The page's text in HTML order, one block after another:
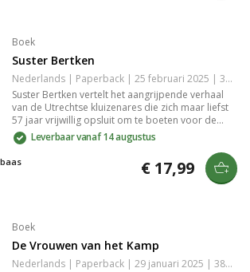
Boek
Suster Bertken
Nederlands | Paperback | 25 februari 2025 | 320 pagina's | 9789023962991
Suster Bertken vertelt het aangrijpende verhaal
van de Utrechtse kluizenares die zich maar liefst
57 jaar vrijwillig opsluit om te boeten voor de
zonden van haar vader. Wanneer Pastoor Paling
haar vraagt te vertrekken vanwege de verbouwing
van de Buurkerk, weigert ze resoluut. Haar
vastberadenheid en toewijding aan haar geloof
maken dit boek een fascinerende en emotionele
Leverbaar vanaf 14 augustus
€ 17,99
Boek
De Vrouwen van het Kamp
Nederlands | Paperback | 29 januari 2025 | 384 pagina's | 9789402716917